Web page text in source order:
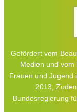
Gefördert vom
Medien und vom
Frauen und Jugend
2013;
Bundesregierung